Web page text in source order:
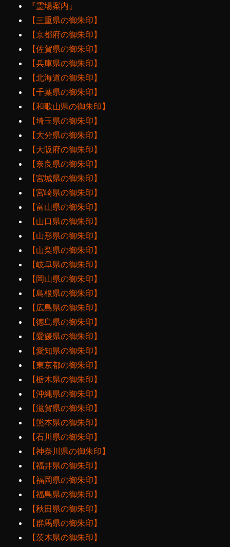
『霊場案内』
【三重県の御朱印】
【京都府の御朱印】
【佐賀県の御朱印】
【兵庫県の御朱印】
【北海道の御朱印】
【千葉県の御朱印】
【和歌山県の御朱印】
【埼玉県の御朱印】
【大分県の御朱印】
【大阪府の御朱印】
【奈良県の御朱印】
【宮城県の御朱印】
【宮崎県の御朱印】
【富山県の御朱印】
【山口県の御朱印】
【山形県の御朱印】
【山梨県の御朱印】
【岐阜県の御朱印】
【岡山県の御朱印】
【島根県の御朱印】
【広島県の御朱印】
【徳島県の御朱印】
【愛媛県の御朱印】
【愛知県の御朱印】
【東京都の御朱印】
【栃木県の御朱印】
【沖縄県の御朱印】
【滋賀県の御朱印】
【熊本県の御朱印】
【石川県の御朱印】
【神奈川県の御朱印】
【福井県の御朱印】
【福岡県の御朱印】
【福島県の御朱印】
【秋田県の御朱印】
【群馬県の御朱印】
【茨木県の御朱印】